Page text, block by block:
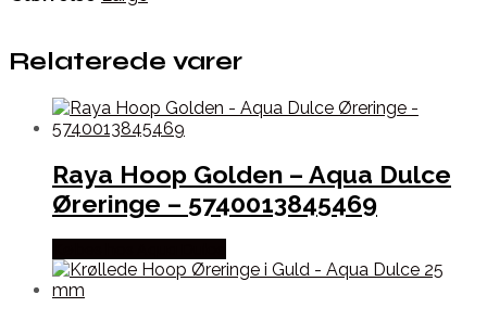
Relaterede varer
Raya Hoop Golden – Aqua Dulce
Øreringe – 5740013845469